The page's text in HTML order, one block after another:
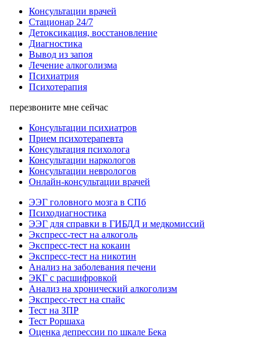
Консультации врачей
Стационар 24/7
Детоксикация, восстановление
Диагностика
Вывод из запоя
Лечение алкоголизма
Психиатрия
Психотерапия
перезвоните мне сейчас
Консультации психиатров
Прием психотерапевта
Консультация психолога
Консультации наркологов
Консультации неврологов
Онлайн-консультации врачей
ЭЭГ головного мозга в СПб
Психодиагностика
ЭЭГ для справки в ГИБДД и медкомиссий
Экспресс-тест на алкоголь
Экспресс-тест на кокаин
Экспресс-тест на никотин
Анализ на заболевания печени
ЭКГ с расшифровкой
Анализ на хронический алкоголизм
Экспресс-тест на спайс
Тест на ЗПР
Тест Роршаха
Оценка депрессии по шкале Бека